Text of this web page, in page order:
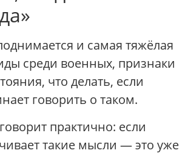
и самая тяжёлая
среди военных, признаки
что делать, если
говорить о таком.
практично: если
такие мысли — это уже